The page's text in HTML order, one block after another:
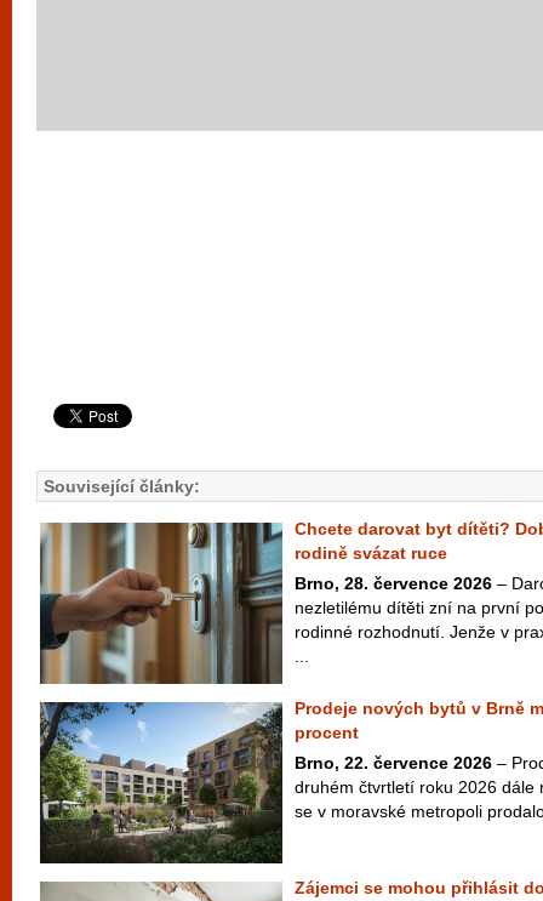
Související články:
Chcete darovat byt dítěti?
rodině svázat ruce
Brno, 28. července 2026 –
nezletilému dítěti zní na první
rodinné rozhodnutí. Jenže v
Prodeje nových bytů v Brně
procent
Brno, 22. července 2026 –
druhém čtvrtletí roku 2026 dále
se v moravské metropoli
Zájemci se mohou přihlásit